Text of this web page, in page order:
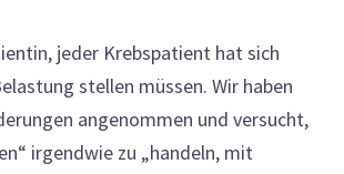
jeder Krebspatient hat sich
stellen müssen. Wir haben
angenommen und versucht,
irgendwie zu „handeln, mit